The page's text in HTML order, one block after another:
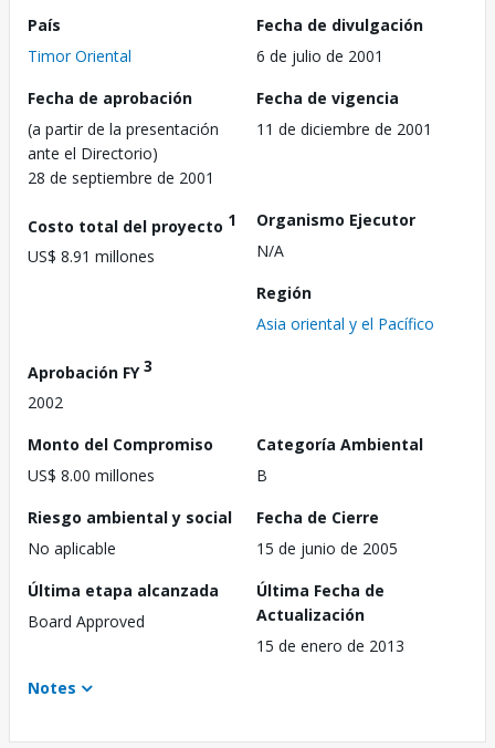
País
Timor Oriental
Fecha de divulgación
6 de julio de 2001
Fecha de aprobación
(a partir de la presentación
ante el Directorio)
28 de septiembre de 2001
Fecha de vigencia
11 de diciembre de 2001
Costo total del proyecto 1
US$ 8.91 millones
Organismo Ejecutor
N/A
Región
Asia oriental y el Pacífico
Aprobación FY3
2002
Monto del Compromiso
US$ 8.00 millones
Categoría Ambiental
B
Riesgo ambiental y social
No aplicable
Fecha de Cierre
15 de junio de 2005
Última etapa alcanzada
Board Approved
Última Fecha de
Actualización
15 de enero de 2013
Notes